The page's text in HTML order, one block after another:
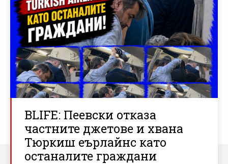
BLIFE: Пеевски отказа
частните джетове и хвана
Тюркиш еърлайнс като
останалите граждани